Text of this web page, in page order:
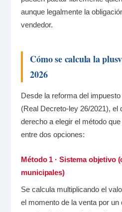
aunque legalmente la
vendedor.
Cómo se calcula la
2026
Desde la reforma del
(Real Decreto-ley 26/2021), el
derecho a elegir el método
entre dos opciones:
Método 1 · Sistema objetivo
municipales)
Se calcula multiplicando el
el momento de la venta por